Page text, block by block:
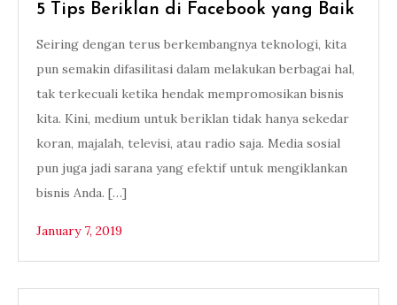
5 Tips Beriklan di Facebook yang Baik
Seiring dengan terus berkembangnya teknologi, kita
pun semakin difasilitasi dalam melakukan berbagai hal,
tak terkecuali ketika hendak mempromosikan bisnis
kita. Kini, medium untuk beriklan tidak hanya sekedar
koran, majalah, televisi, atau radio saja. Media sosial
pun juga jadi sarana yang efektif untuk mengiklankan
bisnis Anda. […]
January 7, 2019